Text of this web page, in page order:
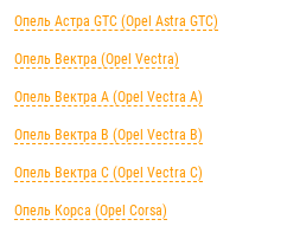
Опель Астра GTC (Opel Astra GTC)
Опель Вектра (Opel Vectra)
Опель Вектра А (Opel Vectra А)
Опель Вектра B (Opel Vectra B)
Опель Вектра C (Opel Vectra C)
Опель Корса (Opel Corsa)